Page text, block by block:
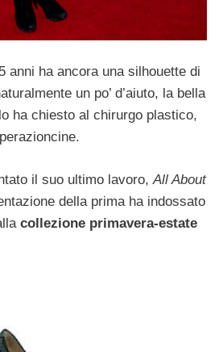
anni ha ancora una silhouette di
un po’ d’aiuto, la bella
ha chiesto al chirurgo plastico,
il suo ultimo lavoro,All About
della prima ha indossato
collezione primavera-estate